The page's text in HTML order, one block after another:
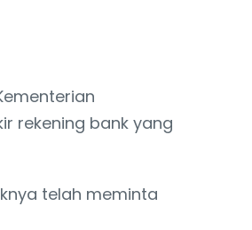
rekening bank yang
telah meminta